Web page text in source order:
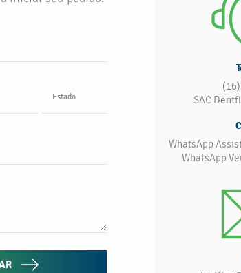
Estado
SAC
WhatsApp
WhatsApp